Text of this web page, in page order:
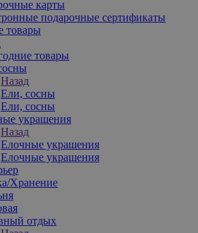
карты
подарочные сертификаты
товары
товары
Назад
Ели, сосны
Ели, сосны
украшения
Назад
Елочные украшения
Елочные украшения
Хранение
отдых